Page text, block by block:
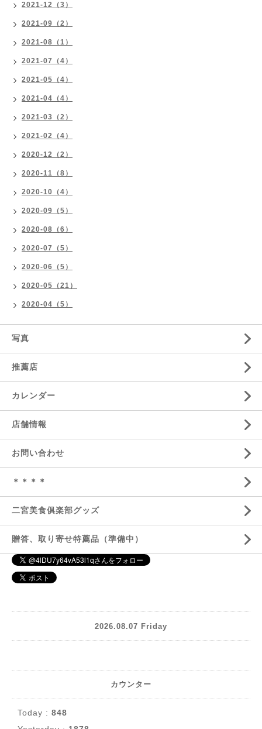
2021-12（3）
2021-09（2）
2021-08（1）
2021-07（4）
2021-05（4）
2021-04（4）
2021-03（2）
2021-02（4）
2020-12（2）
2020-11（8）
2020-10（4）
2020-09（5）
2020-08（6）
2020-07（5）
2020-06（5）
2020-05（21）
2020-04（5）
写真
推薦店
カレンダー
店舗情報
お問い合わせ
＊＊＊＊
二宮美食俱楽部グッズ
贈答、取り寄せ特薦品（準備中）
2026.08.07 Friday
カウンター
Today : 848